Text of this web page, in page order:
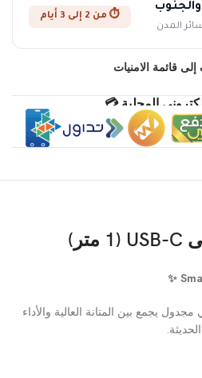
المدن
⏱️ من 2 إلى 3 أيام
قائمة الامنيات
المحلية 💳
يجمع بين المتانة العالية والأداء